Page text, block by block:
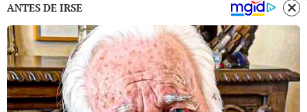
ANTES DE IRSE